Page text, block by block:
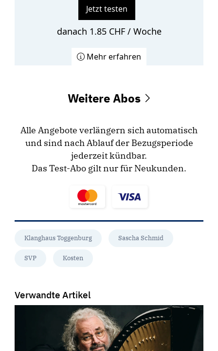
Jetzt testen
danach 1.85 CHF / Woche
Mehr erfahren
Weitere Abos
Alle Angebote verlängern sich automatisch
und sind nach Ablauf der Bezugsperiode
jederzeit kündbar.
Das Test-Abo gilt nur für Neukunden.
Klanghaus Toggenburg Sascha Schmid
SVP Kosten
Verwandte Artikel